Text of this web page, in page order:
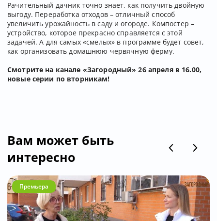
Рачительный дачник точно знает, как получить двойную
выгоду. Переработка отходов – отличный способ
увеличить урожайность в саду и огороде. Компостер –
устройство, которое прекрасно справляется с этой
задачей. А для самых «смелых» в программе будет совет,
как организовать домашнюю червячную ферму.
Смотрите на канале «Загородный» 26 апреля в 16.00,
новые серии по вторникам!
Вам может быть
интересно
Премьера